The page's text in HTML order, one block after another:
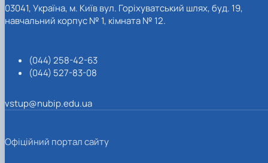
03041, Україна, м. Київ вул. Горіхуватський шлях, буд. 19,
навчальний корпус № 1, кімната № 12.
(044) 258-42-63
(044) 527-83-08
vstup@nubip.edu.ua
Офіційний портал сайту